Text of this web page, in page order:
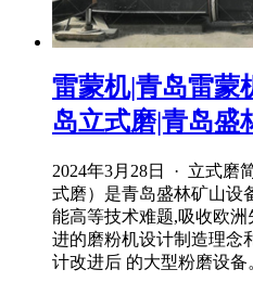
雷蒙机|青岛雷蒙
岛立式磨|青岛盛
2024年3月28日 · 立式磨
式磨）是青岛盛林矿山设
能高等技术难题,吸收欧
进的磨粉机设计制造理念
计改进后 的大型粉磨设备